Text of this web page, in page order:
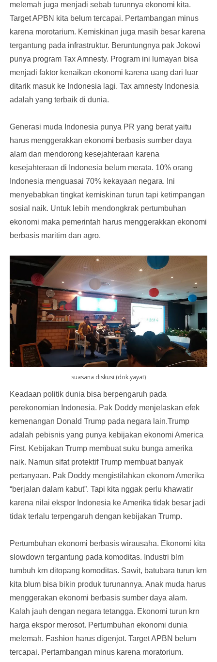
melemah juga menjadi sebab turunnya ekonomi kita.
Target APBN kita belum tercapai. Pertambangan minus
karena morotarium. Kemiskinan juga masih besar karena
tergantung pada infrastruktur. Beruntungnya pak Jokowi
punya program Tax Amnesty. Program ini lumayan bisa
menjadi faktor kenaikan ekonomi karena uang dari luar
ditarik masuk ke Indonesia lagi. Tax amnesty Indonesia
adalah yang terbaik di dunia.
Generasi muda Indonesia punya PR yang berat yaitu
harus menggerakkan ekonomi berbasis sumber daya
alam dan mendorong kesejahteraan karena
kesejahteraan di Indonesia belum merata. 10% orang
Indonesia menguasai 70% kekayaan negara. Ini
menyebabkan tingkat kemiskinan turun tapi ketimpangan
sosial naik. Untuk lebih mendongkrak pertumbuhan
ekonomi maka pemerintah harus menggerakkan ekonomi
berbasis maritim dan agro.
suasana diskusi (dok.yayat)
Keadaan politik dunia bisa berpengaruh pada
perekonomian Indonesia. Pak Doddy menjelaskan efek
kemenangan Donald Trump pada negara lain.Trump
adalah pebisnis yang punya kebijakan ekonomi America
First. Kebijakan Trump membuat suku bunga amerika
naik. Namun sifat protektif Trump membuat banyak
pertanyaan. Pak Doddy mengistilahkan ekonom Amerika
“berjalan dalam kabut”. Tapi kita nggak perlu khawatir
karena nilai ekspor Indonesia ke Amerika tidak besar jadi
tidak terlalu terpengaruh dengan kebijakan Trump.
Pertumbuhan ekonomi berbasis wirausaha. Ekonomi kita
slowdown tergantung pada komoditas. Industri blm
tumbuh krn ditopang komoditas. Sawit, batubara turun krn
kita blum bisa bikin produk turunannya. Anak muda harus
menggerakan ekonomi berbasis sumber daya alam.
Kalah jauh dengan negara tetangga. Ekonomi turun krn
harga ekspor merosot. Pertumbuhan ekonomi dunia
melemah. Fashion harus digenjot. Target APBN belum
tercapai. Pertambangan minus karena moratorium.